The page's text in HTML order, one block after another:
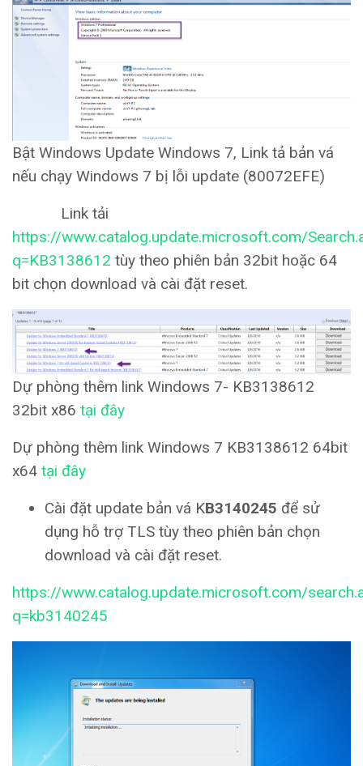
Bật Windows Update Windows 7, Link tả bản vá
nếu chạy Windows 7 bị lỗi update (80072EFE)
Link tải
https://www.catalog.update.microsoft.com/
q=KB3138612 tùy theo phiên bản 32bit hoặc 64
bit chọn download và cài đặt reset.
Dự phòng thêm link Windows 7- KB3138612
32bit x86 tại đây
Dự phòng thêm link Windows 7 KB3138612 64bit
x64 tại đây
Cài đặt update bản vá KB3140245 để sử
dụng hỗ trợ TLS tùy theo phiên bản chọn
download và cài đặt reset.
https://www.catalog.update.microsoft.com/
q=kb3140245